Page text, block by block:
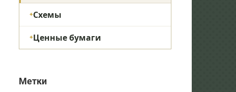
Схемы
Ценные бумаги
Метки